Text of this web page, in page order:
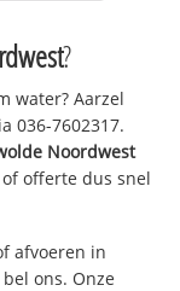
?
water? Aarzel
036-7602317.
Noordwest
offerte dus snel
afvoeren in
ons. Onze